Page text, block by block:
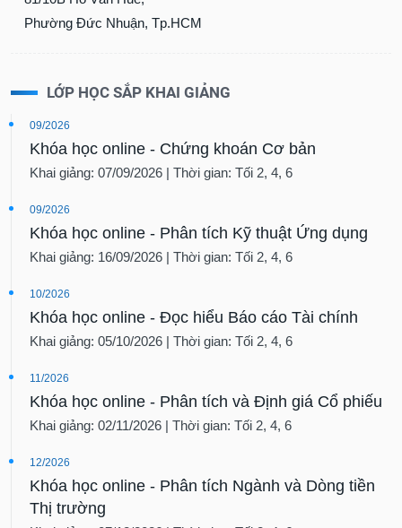
Phường Đức Nhuận, Tp.HCM
Khóa học online - Chứng khoán Cơ bản
Khai giảng: 07/09/2026 | Thời gian: Tối 2, 4, 6
Khóa học online - Phân tích Kỹ thuật Ứng dụng
Khai giảng: 16/09/2026 | Thời gian: Tối 2, 4, 6
Khóa học online - Đọc hiểu Báo cáo Tài chính
Khai giảng: 05/10/2026 | Thời gian: Tối 2, 4, 6
Khóa học online - Phân tích và Định giá Cổ phiếu
Khai giảng: 02/11/2026 | Thời gian: Tối 2, 4, 6
Khóa học online - Phân tích Ngành và Dòng tiền
Thị trường
Khai giảng: 07/12/2026 | Thời gian: Tối 2, 4, 6